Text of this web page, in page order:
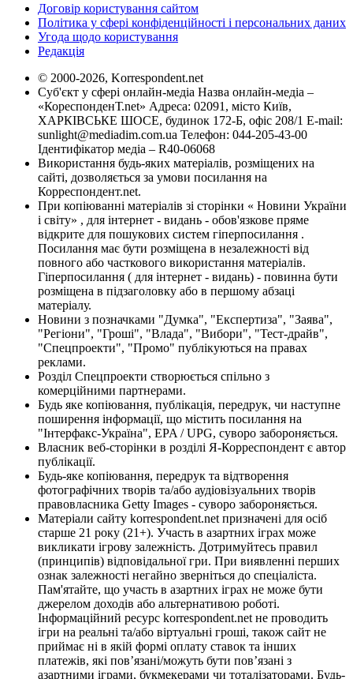
Договір користування сайтом
Політика у сфері конфіденційності і персональних даних
Угода щодо користування
Редакція
© 2000-2026, Korrespondent.net
Суб'єкт у сфері онлайн-медіа Назва онлайн-медіа –
«КореспонденТ.net» Адреса: 02091, місто Київ,
ХАРКІВСЬКЕ ШОСЕ, будинок 172-Б, офіс 208/1 E-mail:
sunlight@mediadim.com.ua Телефон: 044-205-43-00
Ідентифікатор медіа – R40-06068
Використання будь-яких матеріалів, розміщених на
сайті, дозволяється за умови посилання на
Корреспондент.net.
При копіюванні матеріалів зі сторінки « Новини України
і світу» , для інтернет - видань - обов'язкове пряме
відкрите для пошукових систем гіперпосилання .
Посилання має бути розміщена в незалежності від
повного або часткового використання матеріалів.
Гіперпосилання ( для інтернет - видань) - повинна бути
розміщена в підзаголовку або в першому абзаці
матеріалу.
Новини з позначками "Думка", "Експертиза", "Заява",
"Регіони", "Гроші", "Влада", "Вибори", "Тест-драйв",
"Спецпроекти", "Промо" публікуються на правах
реклами.
Розділ Спецпроекти створюється спільно з
комерційними партнерами.
Будь яке копіювання, публікація, передрук, чи наступне
поширення інформації, що містить посилання на
"Інтерфакс-Україна", EPA / UPG, суворо забороняється.
Власник веб-сторінки в розділі Я-Корреспондент є автор
публікації.
Будь-яке копіювання, передрук та відтворення
фотографічних творів та/або аудіовізуальних творів
правовласника Getty Images - суворо забороняється.
Матеріали сайту korrespondent.net призначені для осіб
старше 21 року (21+). Участь в азартних іграх може
викликати ігрову залежність. Дотримуйтесь правил
(принципів) відповідальної гри. При виявленні перших
ознак залежності негайно зверніться до спеціаліста.
Пам'ятайте, що участь в азартних іграх не може бути
джерелом доходів або альтернативою роботі.
Інформаційний ресурс korrespondent.net не проводить
ігри на реальні та/або віртуальні гроші, також сайт не
приймає ні в якій формі оплату ставок та інших
платежів, які пов’язані/можуть бути пов’язані з
азартними іграми, букмекерами чи тоталізаторами. Будь-